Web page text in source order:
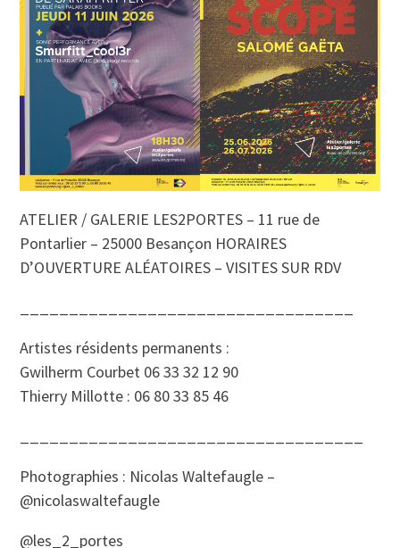
ATELIER / GALERIE LES2PORTES – 11 rue de
Pontarlier – 25000 Besançon HORAIRES
D’OUVERTURE ALÉATOIRES – VISITES SUR RDV
Artistes résidents permanents :
Gwilherm Courbet 06 33 32 12 90
Thierry Millotte : 06 80 33 85 46
Photographies : Nicolas Waltefaugle –
@nicolaswaltefaugle
@les_2_portes